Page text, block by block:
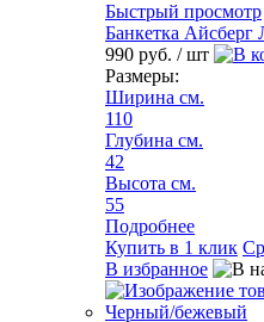
Быстрый просмотр
Банкетка
990 руб. / шт
Размеры:
Ширина см.
110
Глубина см.
42
Высота см.
55
Подробнее
Купить в 1 клик
В избранное